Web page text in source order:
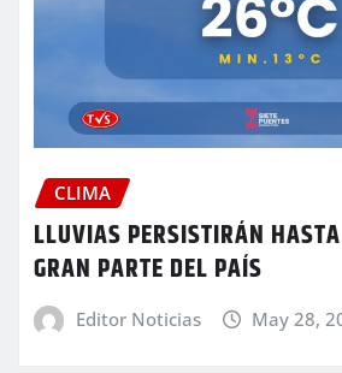
CLIMA
LLUVIAS PERSISTIRÁN
GRAN PARTE DEL PAÍS
Editor Noticias May 28,